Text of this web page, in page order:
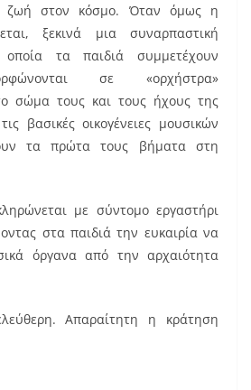
ζωή στον κόσμο. Όταν όμως η
ξεκινά μια συναρπαστική
τα παιδιά συμμετέχουν
σε «ορχήστρα»
σώμα τους και τους ήχους της
βασικές οικογένειες μουσικών
τα πρώτα τους βήματα στη
με σύντομο εργαστήρι
στα παιδιά την ευκαιρία να
όργανα από την αρχαιότητα
Απαραίτητη η κράτηση